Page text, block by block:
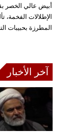
أبيض عالي الخصر
الإطلالات
المطرزة بحبيبات
آخر الأخبار